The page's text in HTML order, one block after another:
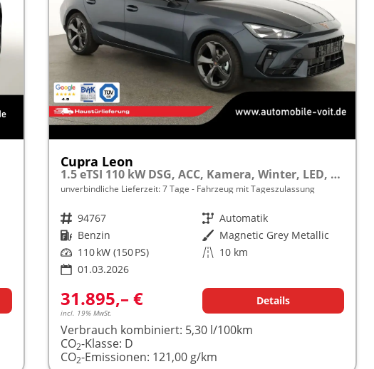
Cupra Leon
1.5 eTSI 110 kW DSG, ACC, Kamera, Winter, LED, 18-Zoll, sofort
unverbindliche Lieferzeit:7 Tage Fahrzeug mit Tageszulassung
Fahrzeugnr. 94767 Getriebe Automatik
Kraftstoff Benzin Außenfarbe Magnetic Grey Metallic
Leistung 110 kW (150 PS) Kilometerstand 10 km
01.03.2026
31.895,– €
incl. 19% MwSt.
Details
Verbrauch kombiniert: 5,30 l/100km
CO2-Klasse: D
CO2-Emissionen: 121,00 g/km